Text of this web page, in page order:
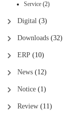
Service (2)
Digital (3)
Downloads (32)
ERP (10)
News (12)
Notice (1)
Review (11)